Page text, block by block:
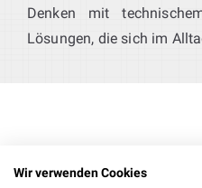
Denken mit
Lösungen, die sich im
Wir verwenden Cookies